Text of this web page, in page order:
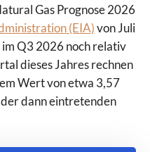
Gas Prognose 2026
(EIA)von Juli
Q3 2026 noch relativ
dieses Jahres rechnen
Wert von etwa 3,57
dann eintretenden